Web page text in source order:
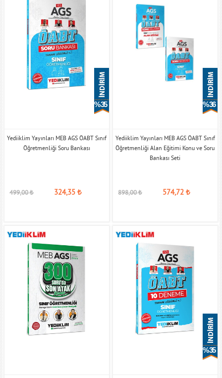
% 35
Yediiklim Yayınları MEB AGS ÖABT Sınıf
Öğretmenliği Soru Bankası
499,00₺ 324,35 ₺
% 36
Yediiklim Yayınları MEB AGS ÖABT Sınıf
Öğretmenliği Alan Eğitimi Konu ve Soru
Bankası Seti
898,00₺ 574,72 ₺
% 35